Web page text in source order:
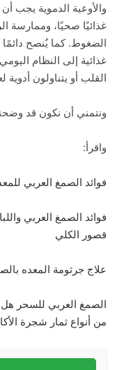
والأوعية الدموية يجب
غذائيًا صحيًا، وممارسة
الضغوط. كما يُنصح
غذائية إلى النظام
القلب أو يتناولون أدوية
ونتمني أن نكون قد
واقرأ:
فوائد الصمغ العربي
فوائد الصمغ العربي
قصور الكلي
علاج جرثومة المعده
من أنواع ثمار شجرة